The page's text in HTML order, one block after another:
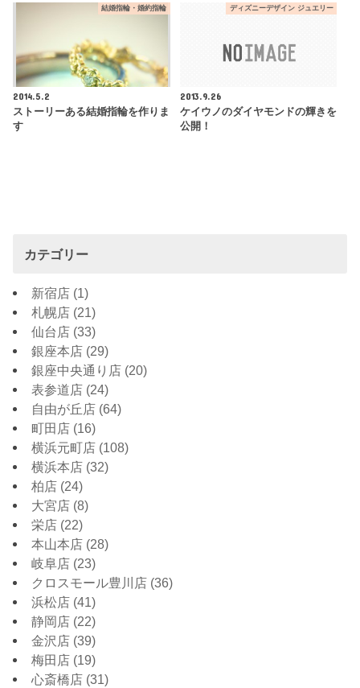
結婚指輪・婚約指輪
2014.5.2
ストーリーある結婚指輪を作りま
す
ディズニーデザイン ジュエリー
2013.9.26
ケイウノのダイヤモンドの輝きを
公開！
カテゴリー
新宿店 (1)
札幌店 (21)
仙台店 (33)
銀座本店 (29)
銀座中央通り店 (20)
表参道店 (24)
自由が丘店 (64)
町田店 (16)
横浜元町店 (108)
横浜本店 (32)
柏店 (24)
大宮店 (8)
栄店 (22)
本山本店 (28)
岐阜店 (23)
クロスモール豊川店 (36)
浜松店 (41)
静岡店 (22)
金沢店 (39)
梅田店 (19)
心斎橋店 (31)